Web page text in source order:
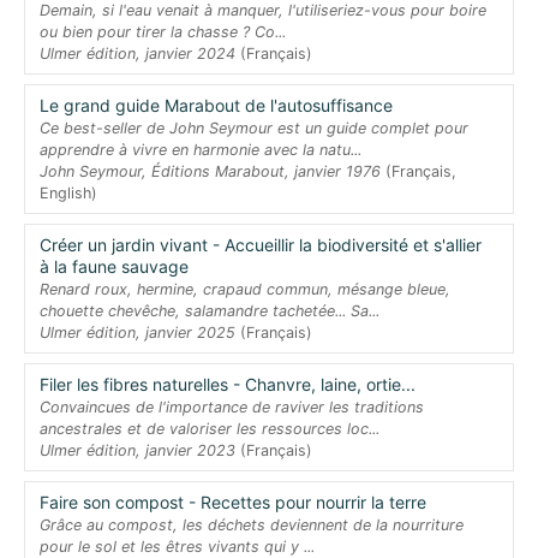
Demain, si l'eau venait à manquer, l'utiliseriez-vous pour boire
ou bien pour tirer la chasse ? Co...
Ulmer édition, janvier 2024 (Français)
Le grand guide Marabout de l'autosuffisance
Ce best-seller de John Seymour est un guide complet pour
apprendre à vivre en harmonie avec la natu...
John Seymour, Éditions Marabout, janvier 1976 (Français,
English)
Créer un jardin vivant - Accueillir la biodiversité et s'allier
à la faune sauvage
Renard roux, hermine, crapaud commun, mésange bleue,
chouette chevêche, salamandre tachetée... Sa...
Ulmer édition, janvier 2025 (Français)
Filer les fibres naturelles - Chanvre, laine, ortie...
Convaincues de l'importance de raviver les traditions
ancestrales et de valoriser les ressources loc...
Ulmer édition, janvier 2023 (Français)
Faire son compost - Recettes pour nourrir la terre
Grâce au compost, les déchets deviennent de la nourriture
pour le sol et les êtres vivants qui y ...